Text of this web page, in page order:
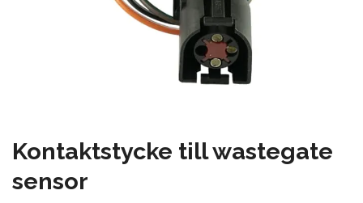
Kontaktstycke till wastegate
sensor